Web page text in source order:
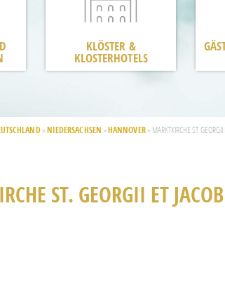
KLÖSTER &
KLOSTERHOTELS
» NIEDERSACHSEN » HANNOVER» MARKTKIRCHE ST.
ST. GEORGII ET